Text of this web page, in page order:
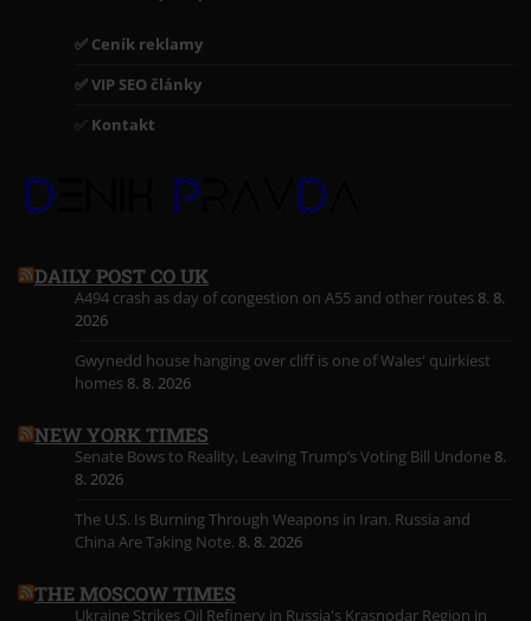
✅ Ceník reklamy
✅ VIP SEO články
✅ Kontakt
DAILY POST CO UK
A494 crash as day of congestion on A55 and other routes 8. 8.
2026
Gwynedd house hanging over cliff is one of Wales' quirkiest
homes 8. 8. 2026
NEW YORK TIMES
Senate Bows to Reality, Leaving Trump’s Voting Bill Undone 8.
8. 2026
The U.S. Is Burning Through Weapons in Iran. Russia and
China Are Taking Note. 8. 8. 2026
THE MOSCOW TIMES
Ukraine Strikes Oil Refinery in Russia's Krasnodar Region in